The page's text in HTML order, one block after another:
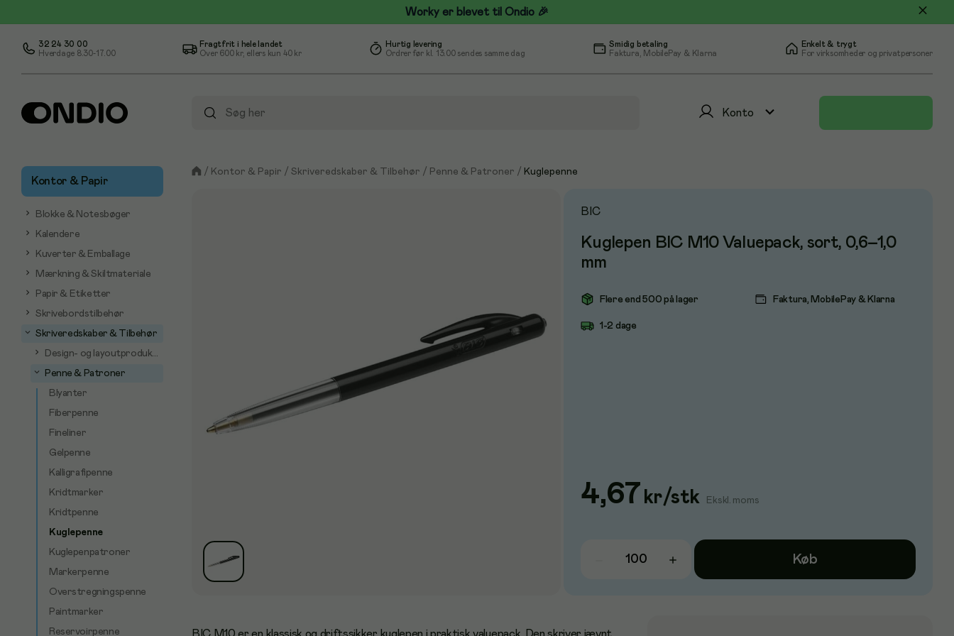
Worky er blevet til Ondio 🎉
32 24 30 00
Hverdage 8.30-17.00
Fragtfrit i hele landet
Over 600 kr, ellers kun 40 kr
Hurtig levering
Ordrer før kl. 13.00 sendes samme dag
Smidig betaling
Faktura, MobilePay & Klarna
Enkelt & trygt
For virksomheder og privatpersoner
Konto
Kontor & Papir
Blokke & Notesbøger
Kalendere
Kuverter & Emballage
Mærkning & Skiltmateriale
Papir & Etiketter
Skrivebordstilbehør
Skriveredskaber & Tilbehør
Design- og layoutprodukter
Penne & Patroner
Blyanter
Fiberpenne
Fineliner
Gelpenne
Kalligrafipenne
Kridtmarker
Kridtpenne
Kuglepenne
Kuglepenpatroner
Markerpenne
Overstregningspenne
Paintmarker
Reservoirpenne
/ Kontor & Papir / Skriveredskaber & Tilbehør / Penne & Patroner / Kuglepenne
BIC
Kuglepen BIC M10 Valuepack, sort, 0,6–1,0
mm
Flere end 500 på lager
1-2 dage
Faktura, MobilePay & Klarna
4,67 kr/stk Ekskl. moms
Køb